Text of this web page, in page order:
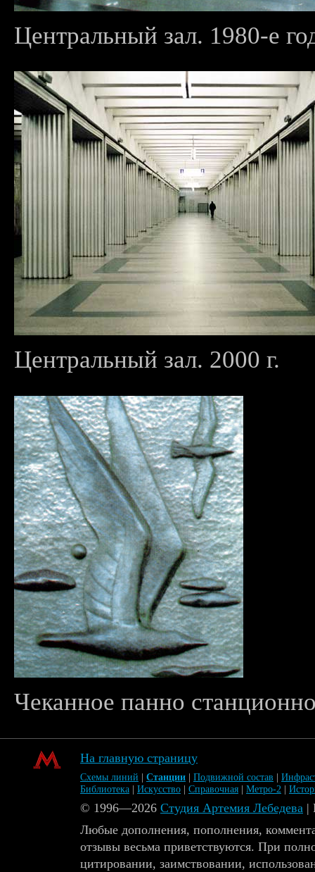
Центральный зал. 1980-е
Центральный зал. 2000 г.
Чеканное панно
На главную страницу
Схемы линий | Станции | Подвижной состав |
Библиотека | Искусство | Справочная | Метро-2 |
© 1996—2026 Студия Артемия Лебедева |
Любые дополнения, пополнения,
отзывы весьма приветствуются. При
цитировании, заимствовании,